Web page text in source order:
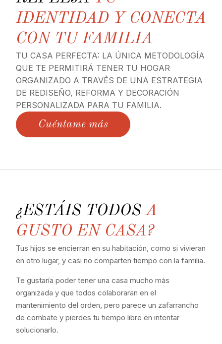
IDENTIDAD Y CONECTA
CON TU FAMILIA
TU CASA PERFECTA: LA ÚNICA METODOLOGÍA
QUE TE PERMITIRÁ TENER TU HOGAR
ORGANIZADO A TRAVÉS DE UNA ESTRATEGIA
DE REDISEÑO, REFORMA Y DECORACIÓN
PERSONALIZADA PARA TU FAMILIA.
Cuéntame más
¿ESTÁIS TODOSA
GUSTO EN CASA?
Tus hijos se encierran en su habitación, como si vivieran
en otro lugar, y casi no comparten tiempo con la familia.
Te gustaría poder tener una casa mucho más
organizada y que todos colaboraran en el
mantenimiento del orden, pero parece un zafarrancho
de combate y pierdes tu tiempo libre en intentar
solucionarlo.